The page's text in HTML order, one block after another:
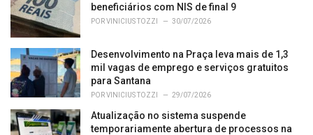
beneficiários com NIS de final 9
PORVINICIUS TOZZI 30/07/2026
Desenvolvimento na Praça leva mais de 1,3
mil vagas de emprego e serviços gratuitos
para Santana
PORVINICIUS TOZZI 29/07/2026
Atualização no sistema suspende
temporariamente abertura de processos na